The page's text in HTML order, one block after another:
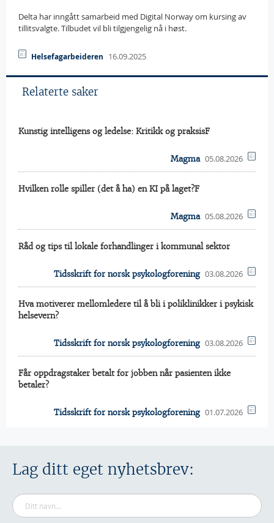
Delta har inngått samarbeid med Digital Norway om kursing av
tillitsvalgte. Tilbudet vil bli tilgjengelig nå i høst.
Helsefagarbeideren 16.09.2025
Relaterte saker
Kunstig intelligens og ledelse: Kritikk og praksisF
Magma 05.08.2026
Hvilken rolle spiller (det å ha) en KI på laget?F
Magma 05.08.2026
Råd og tips til lokale forhandlinger i kommunal sektor
Tidsskrift for norsk psykologforening 03.08.2026
Hva motiverer mellomledere til å bli i poliklinikker i psykisk
helsevern?
Tidsskrift for norsk psykologforening 03.08.2026
Får oppdragstaker betalt for jobben når pasienten ikke
betaler?
Tidsskrift for norsk psykologforening 01.07.2026
Lag ditt eget nyhetsbrev: